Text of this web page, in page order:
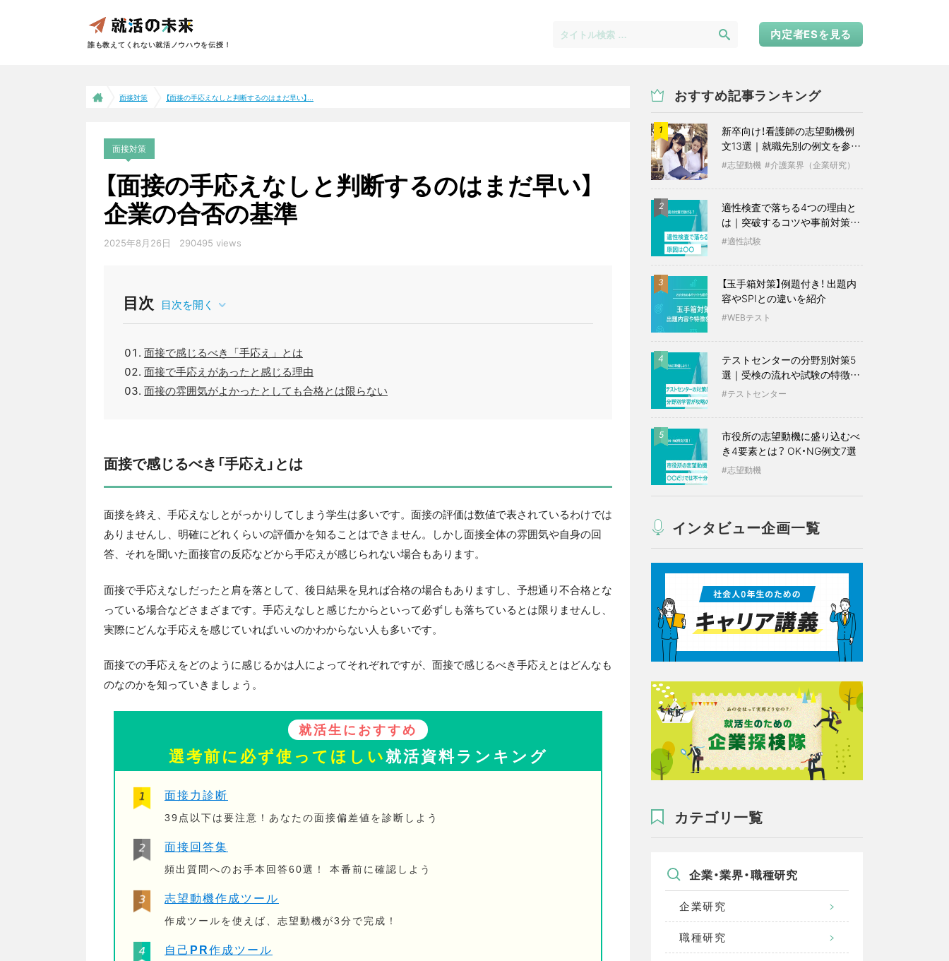
誰も教えてくれない就活ノウハウを伝授！
内定者ESを見る
面接対策 【面接の手応えなしと判断するのはまだ早い】...
面接対策
【面接の手応えなしと判断するのはまだ早い】
企業の合否の基準
2025年8月26日 290495 views
目次 目次を開く
面接で感じるべき「手応え」とは
面接で手応えがあったと感じる理由
面接の雰囲気がよかったとしても合格とは限らない
面接で感じるべき「手応え」とは
面接を終え、手応えなしとがっかりしてしまう学生は多いです。面接の評価は数値で表されているわけでは
ありませんし、明確にどれくらいの評価かを知ることはできません。しかし面接全体の雰囲気や自身の回
答、それを聞いた面接官の反応などから手応えが感じられない場合もあります。
面接で手応えなしだったと肩を落として、後日結果を見れば合格の場合もありますし、予想通り不合格とな
っている場合などさまざまです。手応えなしと感じたからといって必ずしも落ちているとは限りませんし、
実際にどんな手応えを感じていればいいのかわからない人も多いです。
面接での手応えをどのように感じるかは人によってそれぞれですが、面接で感じるべき手応えとはどんなも
のなのかを知っていきましょう。
就活生におすすめ
選考前に必ず使ってほしい就活資料ランキング
面接力診断
39点以下は要注意！あなたの面接偏差値を診断しよう
面接回答集
頻出質問へのお手本回答60選！ 本番前に確認しよう
志望動機作成ツール
作成ツールを使えば、志望動機が3分で完成！
自己PR作成ツール
おすすめ記事ランキング
1
新卒向け！看護師の志望動機例
文13選｜就職先別の例文を参考
に志望動機 介護業界（企業研究）
2
適性検査で落ちる4つの理由と
は｜突破するコツや事前対策も
紹介
適性試験
3
【玉手箱対策】例題付き！ 出題内
容やSPIとの違いを紹介
WEBテスト
4
テストセンターの分野別対策5
選｜受検の流れや試験の特徴も
紹介
テストセンター
5
市役所の志望動機に盛り込むべ
き4要素とは？ OK・NG例文7選
志望動機
インタビュー企画一覧
カテゴリ一覧
企業・業界・職種研究
企業研究
職種研究